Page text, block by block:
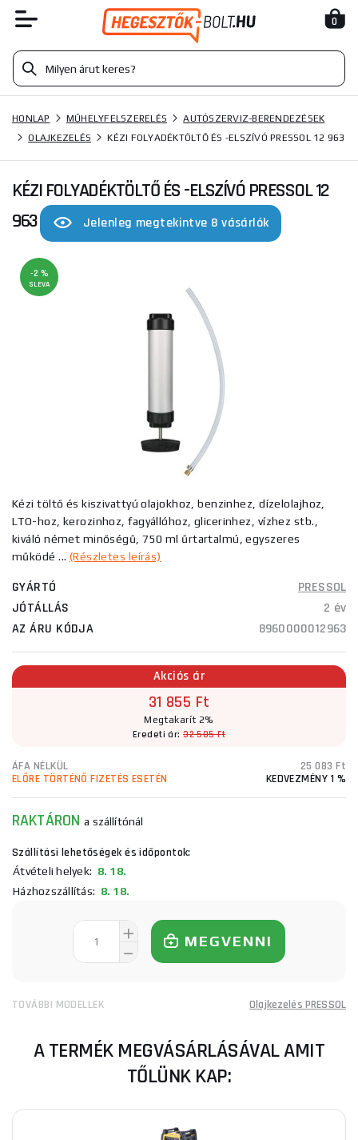
0
HONLAP MŰHELYFELSZERELÉS
AUTÓSZERVIZ-BERENDEZÉSEK
OLAJKEZELÉS
KÉZI FOLYADÉKTÖLTŐ ÉS -ELSZÍVÓ PRESSOL 12 963
KÉZI FOLYADÉKTÖLTŐ ÉS -ELSZÍVÓ PRESSOL 12
963
Jelenleg megtekintve 8 vásárlók
-2 %
SLEVA
Kézi töltő és kiszivattyú olajokhoz, benzinhez, dízelolajhoz,
LTO-hoz, kerozinhoz, fagyállóhoz, glicerinhez, vízhez stb.,
kiváló német minőségű, 750 ml űrtartalmú, egyszeres
működé ... (Részletes leírás)
GYÁRTÓ
PRESSOL
JÓTÁLLÁS
2 év
AZ ÁRU KÓDJA
8960000012963
Akciós ár
31 855 Ft
Megtakarít 2%
Eredeti ár:32 505 Ft
ÁFA NÉLKÜL
25 083 Ft
ELŐRE TÖRTÉNŐ FIZETÉS ESETÉN
KEDVEZMÉNY 1 %
RAKTÁRONa szállítónál
Szállítási lehetőségek és időpontok:
Átvételi helyek: 8. 18.
Házhozszállítás: 8. 18.
MEGVENNI
TOVÁBBI MODELLEK Olajkezelés PRESSOL
A TERMÉK MEGVÁSÁRLÁSÁVAL AMIT
TŐLÜNK KAP: